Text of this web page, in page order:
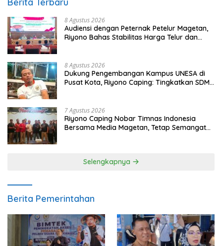
Berita Terbaru
8 Agustus 2026
Audiensi dengan Peternak Petelur Magetan,
Riyono Bahas Stabilitas Harga Telur dan
8 Agustus 2026
Dukung Pengembangan Kampus UNESA di
Pusat Kota, Riyono Caping: Tingkatkan SDM
7 Agustus 2026
Riyono Caping Nobar Timnas Indonesia
Bersama Media Magetan, Tetap Semangat
Selengkapnya
Berita Pemerintahan